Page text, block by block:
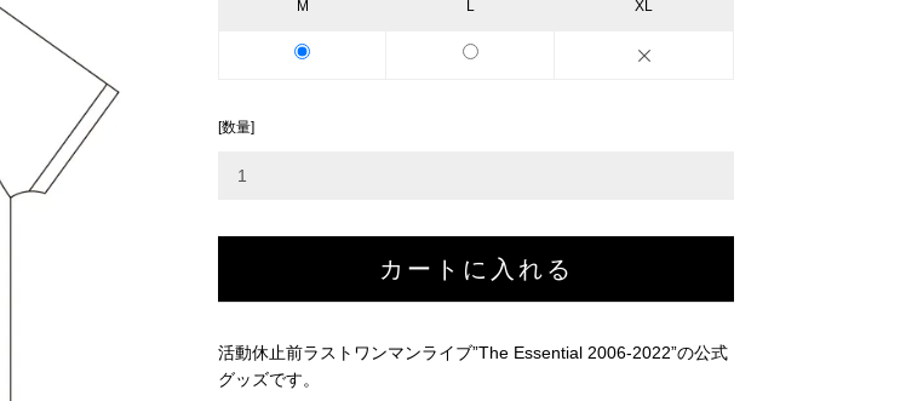
M L XL
[数量]
活動休止前ラストワンマンライブ”The Essential 2006-2022”の公式
グッズです。